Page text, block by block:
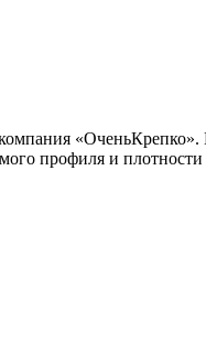
профиля и плотности